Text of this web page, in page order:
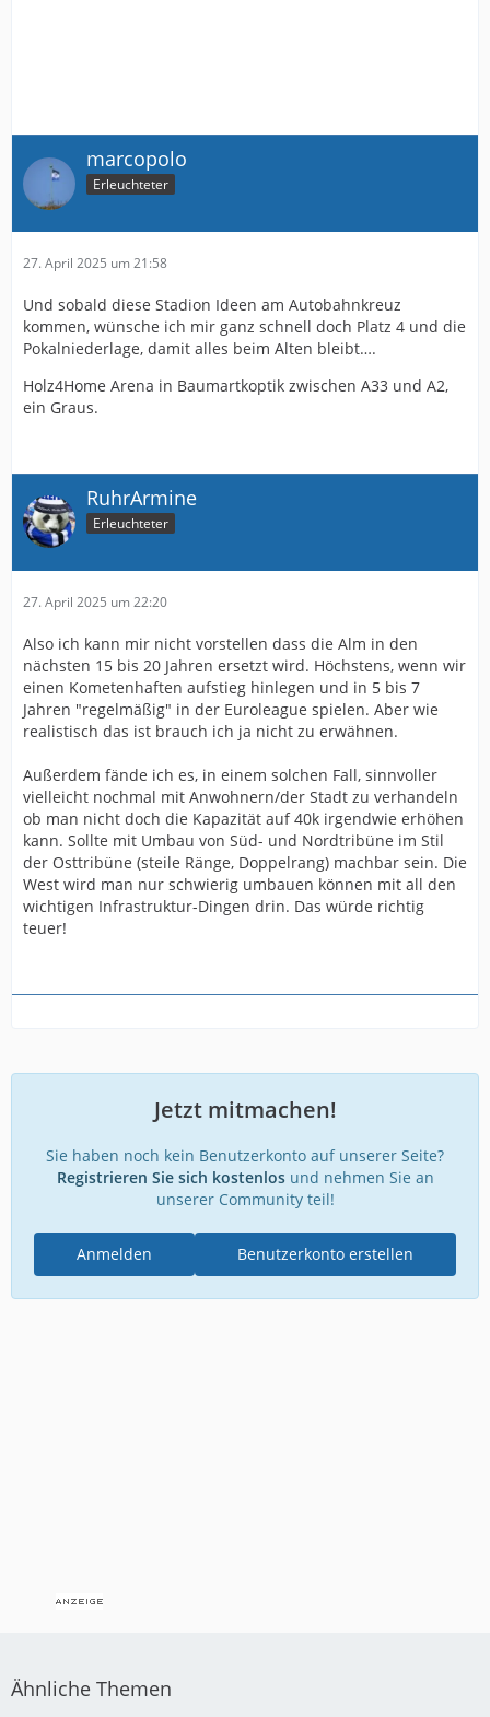
marcopolo
Erleuchteter
27. April 2025 um 21:58
Und sobald diese Stadion Ideen am Autobahnkreuz
kommen, wünsche ich mir ganz schnell doch Platz 4 und die
Pokalniederlage, damit alles beim Alten bleibt….
Holz4Home Arena in Baumartkoptik zwischen A33 und A2,
ein Graus.
RuhrArmine
Erleuchteter
27. April 2025 um 22:20
Also ich kann mir nicht vorstellen dass die Alm in den
nächsten 15 bis 20 Jahren ersetzt wird. Höchstens, wenn wir
einen Kometenhaften aufstieg hinlegen und in 5 bis 7
Jahren "regelmäßig" in der Euroleague spielen. Aber wie
realistisch das ist brauch ich ja nicht zu erwähnen.
Außerdem fände ich es, in einem solchen Fall, sinnvoller
vielleicht nochmal mit Anwohnern/der Stadt zu verhandeln
ob man nicht doch die Kapazität auf 40k irgendwie erhöhen
kann. Sollte mit Umbau von Süd- und Nordtribüne im Stil
der Osttribüne (steile Ränge, Doppelrang) machbar sein. Die
West wird man nur schwierig umbauen können mit all den
wichtigen Infrastruktur-Dingen drin. Das würde richtig
teuer!
Jetzt mitmachen!
Sie haben noch kein Benutzerkonto auf unserer Seite?
Registrieren Sie sich kostenlosund nehmen Sie an
unserer Community teil!
Benutzerkonto erstellen
Anmelden
Ähnliche Themen